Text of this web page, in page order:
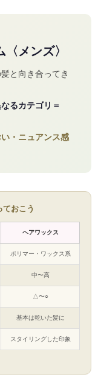
メンズ〉
と向き合ってき
るカテゴリ＝
・ニュアンス感
おこう
ヘアワックス
ポリマー・ワックス系
中〜高
△〜○
基本は乾いた髪に
スタイリングした印象